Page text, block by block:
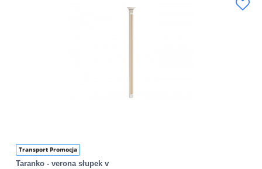
Transport Promocja
Taranko - verona słupek v